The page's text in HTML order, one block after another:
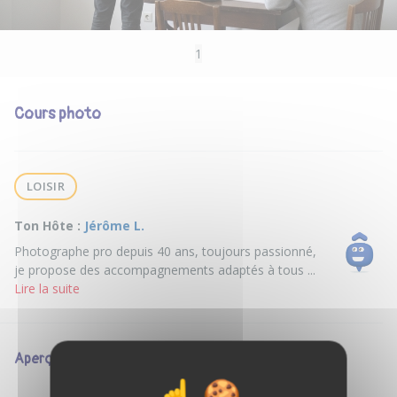
1
Cours photo
LOISIR
Ton Hôte : Jérôme L.
Photographe pro depuis 40 ans, toujours passionné,
je propose des accompagnements adaptés à tous ...
Lire la suite
Aperçu